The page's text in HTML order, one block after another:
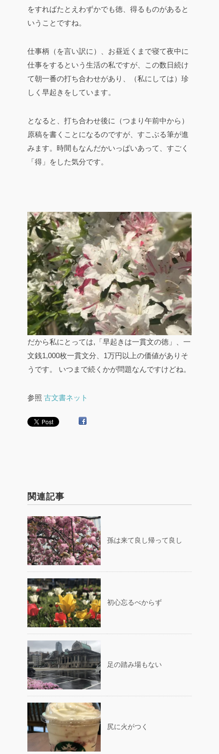
をすればたとえわずかでも徳、得るものがあると
いうことですね。
仕事柄（を言い訳に）、お昼近くまで寝て夜中に
仕事をするという生活の私ですが、この数日続け
て朝一番の打ち合わせがあり、（私にしては）珍
しく早起きをしています。
となると、打ち合わせ後に（つまり午前中から）
原稿を書くことになるのですが、すこぶる筆が進
みます。時間もなんだかいっぱいあって、すごく
「得」をした気分です。
だから私にとっては,「早起きは一貫文の徳」、一
文銭1,000枚一貫文分、1万円以上の価値がありそ
うです。
いつまで続くかが問題なんですけどね。
参照 古文書ネット
関連記事
孫は来て良し帰って良し
初心忘るべからず
足の踏み場もない
尻に火がつく